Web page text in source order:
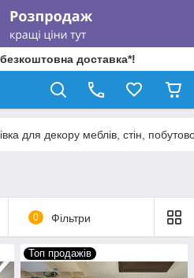
доставка*!
для декору меблів, стін,
0 Фільтри
Топ продажів